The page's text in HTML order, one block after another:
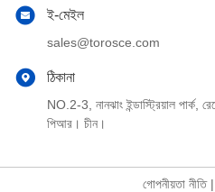
ই-মেইল
sales@torosce.com
ঠিকানা
NO.2-3, নানঝাং ইন্ডাস্ট্রিয়াল পার্ক,
পিআর। চীন।
গোপনীয়তা নীতি|